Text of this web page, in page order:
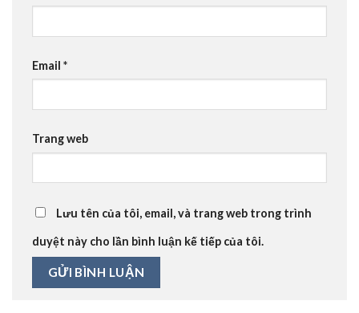
Email *
Trang web
Lưu tên của tôi, email, và trang web trong trình
duyệt này cho lần bình luận kế tiếp của tôi.